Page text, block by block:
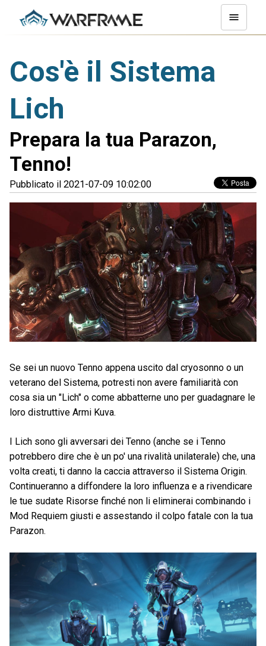
Cos'è il Sistema
Lich
Prepara la tua Parazon,
Tenno!
Pubblicato il 2021-07-09 10:02:00
Se sei un nuovo Tenno appena uscito dal cryosonno o un
veterano del Sistema, potresti non avere familiarità con
cosa sia un "Lich" o come abbatterne uno per guadagnare le
loro distruttive Armi Kuva.
I Lich sono gli avversari dei Tenno (anche se i Tenno
potrebbero dire che è un po' una rivalità unilaterale) che, una
volta creati, ti danno la caccia attraverso il Sistema Origin.
Continueranno a diffondere la loro influenza e a rivendicare
le tue sudate Risorse finché non li eliminerai combinando i
Mod Requiem giusti e assestando il colpo fatale con la tua
Parazon.